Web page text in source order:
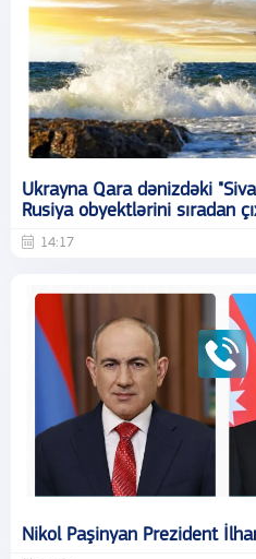
Ukrayna Qara dənizdəki
Rusiya obyektlərini sıradan
14:17
Nikol Paşinyan Prezident